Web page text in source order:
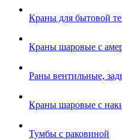
Краны для бытовой
Краны шаровые с
Раны вентильные,
Краны шаровые с
Тумбы с раковиной